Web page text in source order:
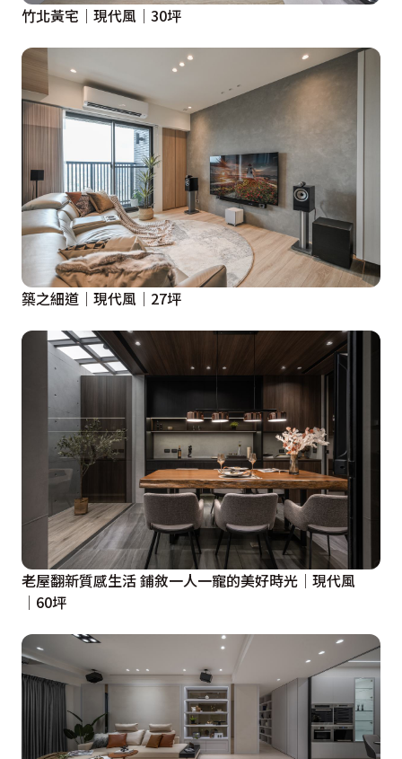
竹北黃宅│現代風│30坪
築之細道│現代風│27坪
老屋翻新質感生活 鋪敘一人一寵的美好時光│現代風
│60坪